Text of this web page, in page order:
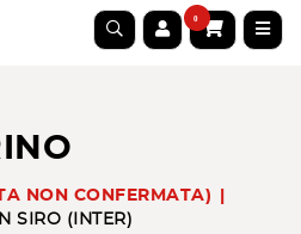
0
NON CONFERMATA)
SIRO (INTER)